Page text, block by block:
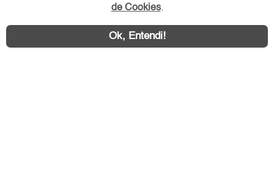
Redes Sociais
de Cookies.
Ok, Entendi!